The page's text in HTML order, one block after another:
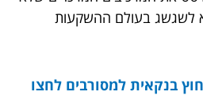
לשגשג בעולם ההשקעות
בנקאית למסורבים לחצו